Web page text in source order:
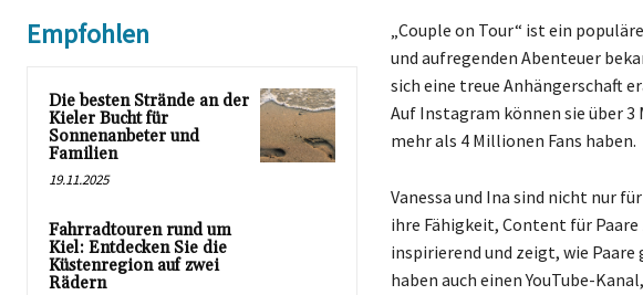
Empfohlen
Die besten Strände an der
Kieler Bucht für
Sonnenanbeter und
Familien
19.11.2025
Fahrradtouren rund um
Kiel: Entdecken Sie die
Küstenregion auf zwei
Rädern
„Couple on Tour“ ist ein
und aufregenden Abenteuer
sich eine treue Anhängerschaft
Auf Instagram können sie über
mehr als 4 Millionen Fans haben.
Vanessa und Ina sind nicht nur
ihre Fähigkeit, Content für
inspirierend und zeigt, wie
haben auch einen YouTube-